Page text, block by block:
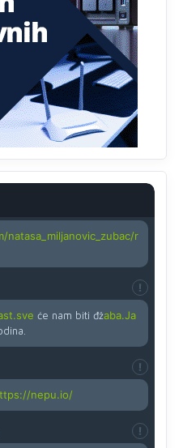
strah, posebno kada
sa slabijim vidom ili
za IZBORE a danas su
r
će nam biti đžaba.Ja
nepu.io/